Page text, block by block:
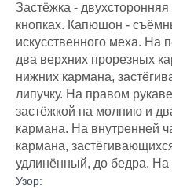
Застёжка -
кнопках. Капюшон -
искусственного меха. На
два верхних прорезных
нижних кармана,
липучку. На правом
застёжкой на молнию и
кармана. На внутренней
кармана,
удлинённый, до бедра. На
Узор: